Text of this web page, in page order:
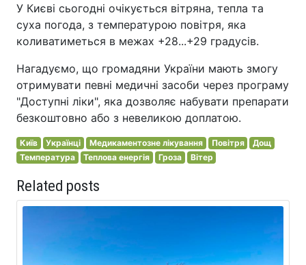
У Києві сьогодні очікується вітряна, тепла та
суха погода, з температурою повітря, яка
коливатиметься в межах +28...+29 градусів.
Нагадуємо, що громадяни України мають змогу
отримувати певні медичні засоби через програму
"Доступні ліки", яка дозволяє набувати препарати
безкоштовно або з невеликою доплатою.
Київ Українці Медикаментозне лікування Повітря
Дощ
Температура
Теплова енергія Гроза Вітер
Related posts